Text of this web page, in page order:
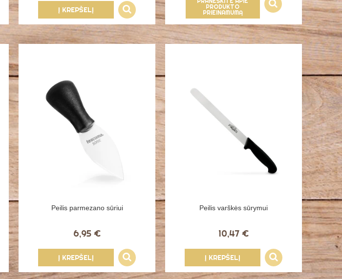
Į KREPŠELĮ
PRODUKTO
PRIEINAMUMĄ
Peilis parmezano sūriui
6,95 €
Į KREPŠELĮ
Peilis varškės sūrymui
10,47 €
Į KREPŠELĮ